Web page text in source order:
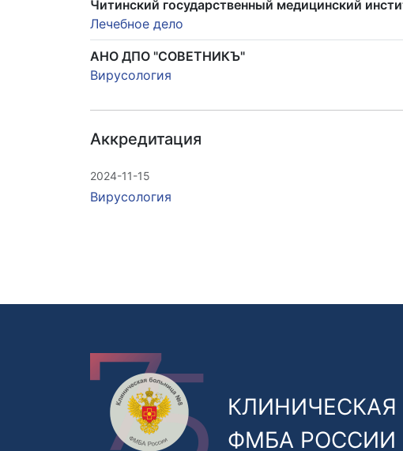
Читинский государственный медицинский
Лечебное дело
АНО ДПО "СОВЕТНИКЪ"
Вирусология
Аккредитация
2024-11-15
Вирусология
ФМБА РОССИИ